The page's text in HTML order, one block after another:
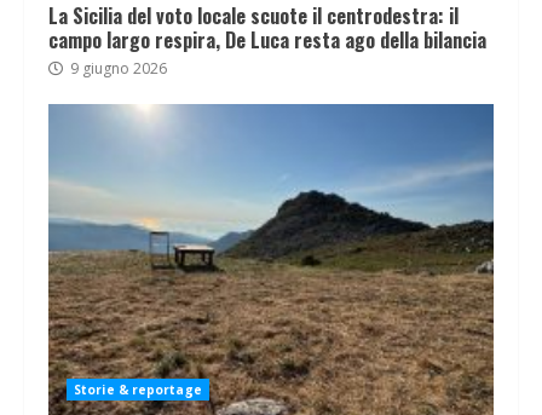
La Sicilia del voto locale scuote il centrodestra: il
campo largo respira, De Luca resta ago della bilancia
9 giugno 2026
Storie & reportage